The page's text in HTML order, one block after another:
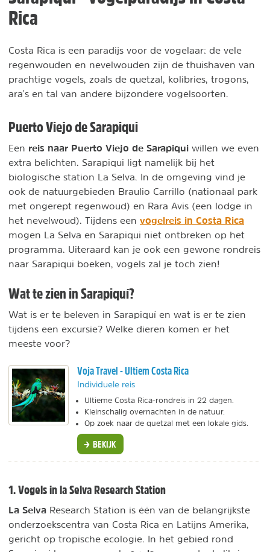
Rica
Costa Rica is een paradijs voor de vogelaar: de vele
regenwouden en nevelwouden zijn de thuishaven van
prachtige vogels, zoals de quetzal, kolibries, trogons,
ara's en tal van andere bijzondere vogelsoorten.
Puerto Viejo de Sarapiqui
Een reis naar Puerto Viejo de Sarapiqui willen we even
extra belichten. Sarapiqui ligt namelijk bij het
biologische station La Selva. In de omgeving vind je
ook de natuurgebieden Braulio Carrillo (nationaal park
met ongerept regenwoud) en Rara Avis (een lodge in
het nevelwoud). Tijdens een vogelreis in Costa Rica
mogen La Selva en Sarapiqui niet ontbreken op het
programma. Uiteraard kan je ook een gewone rondreis
naar Sarapiqui boeken, vogels zal je toch zien!
Wat te zien in Sarapiquí?
Wat is er te beleven in Sarapiquí en wat is er te zien
tijdens een excursie? Welke dieren komen er het
meeste voor?
Voja Travel - Ultiem Costa Rica
Individuele reis
Ultieme Costa Rica-rondreis in 22 dagen.
Kleinschalig overnachten in de natuur.
Op zoek naar de quetzal met een lokale gids.
BEKIJK
1. Vogels in la Selva Research Station
La Selva Research Station is één van de belangrijkste
onderzoekscentra van Costa Rica en Latijns Amerika,
gericht op tropische ecologie. In het gebied rond